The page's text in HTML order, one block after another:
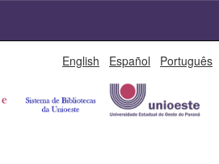
English Español Português